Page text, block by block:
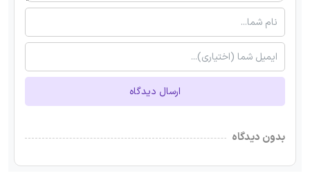
ارسال دیدگاه
بدون دیدگاه